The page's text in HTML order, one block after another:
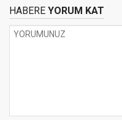
HABERE YORUM KAT